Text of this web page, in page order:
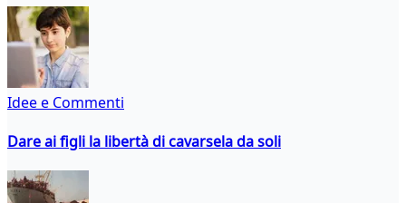
Idee e Commenti
Dare ai figli la libertà di cavarsela da soli